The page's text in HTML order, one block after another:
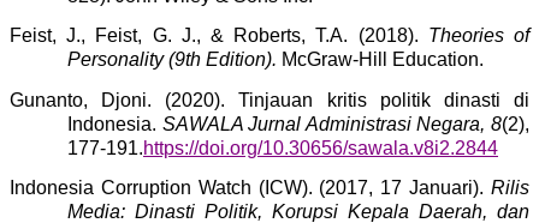
Feist, J., Feist, G. J., & Roberts, T.A. (2018). Theories of
Personality (9th Edition). McGraw-Hill Education.
Gunanto, Djoni. (2020). Tinjauan kritis politik dinasti di
Indonesia. SAWALA Jurnal Administrasi Negara, 8(2),
177-191.https://doi.org/10.30656/sawala.v8i2.2844
Indonesia Corruption Watch (ICW). (2017, 17 Januari). Rilis
Media: Dinasti Politik, Korupsi Kepala Daerah, dan